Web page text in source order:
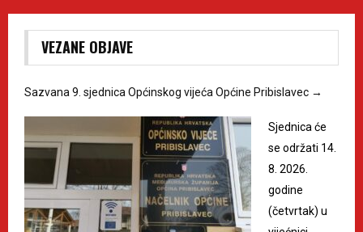
VEZANE OBJAVE
Sazvana 9. sjednica Općinskog vijeća Općine Pribislavec →
Sjednica će
se održati 14.
8. 2026.
godine
(četvrtak) u